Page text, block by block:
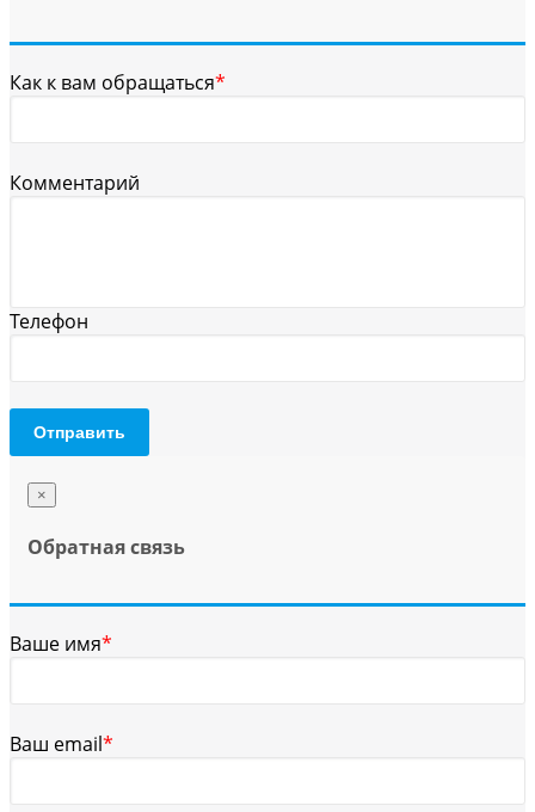
Как к вам обращаться*
Комментарий
Телефон
Отправить
×
Обратная связь
Ваше имя*
Ваш email*